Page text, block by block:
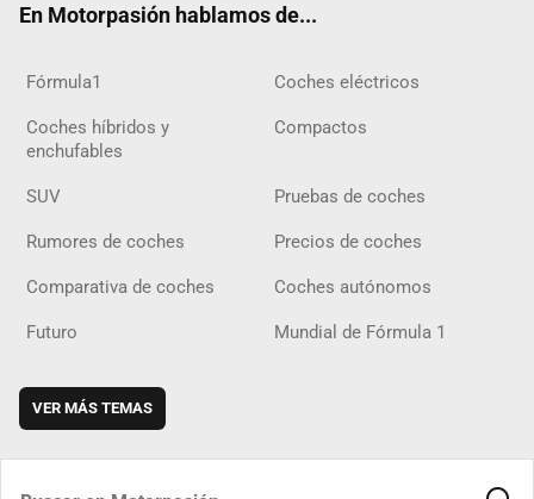
En Motorpasión hablamos de...
Fórmula1 Coches eléctricos
Coches híbridos y
enchufables
Compactos
SUV Pruebas de coches
Rumores de coches Precios de coches
Comparativa de coches Coches autónomos
Futuro Mundial de Fórmula 1
VER MÁS TEMAS